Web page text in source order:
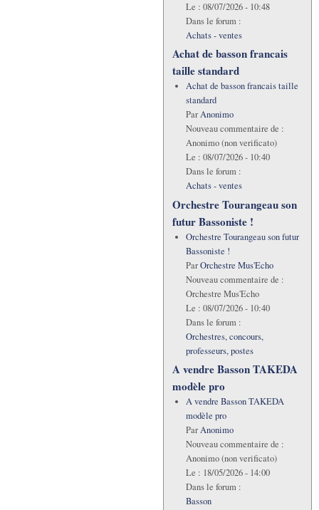
Le : 08/07/2026 - 10:48
Dans le forum :
Achats - ventes
Achat de basson francais
taille standard
Achat de basson francais taille
standard
ParAnonimo
Nouveau commentaire de :
Anonimo (non verificato)
Le : 08/07/2026 - 10:40
Dans le forum :
Achats - ventes
Orchestre Tourangeau son
futur Bassoniste !
Orchestre Tourangeau son futur
Bassoniste !
ParOrchestre Mus'Echo
Nouveau commentaire de :
Orchestre Mus'Echo
Le : 08/07/2026 - 10:40
Dans le forum :
Orchestres, concours,
professeurs, postes
A vendre Basson TAKEDA
modèle pro
A vendre Basson TAKEDA
modèle pro
ParAnonimo
Nouveau commentaire de :
Anonimo (non verificato)
Le : 18/05/2026 - 14:00
Dans le forum :
Basson